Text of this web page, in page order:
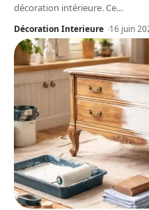
décoration intérieure. Ce…
Décoration Interieure 16 juin